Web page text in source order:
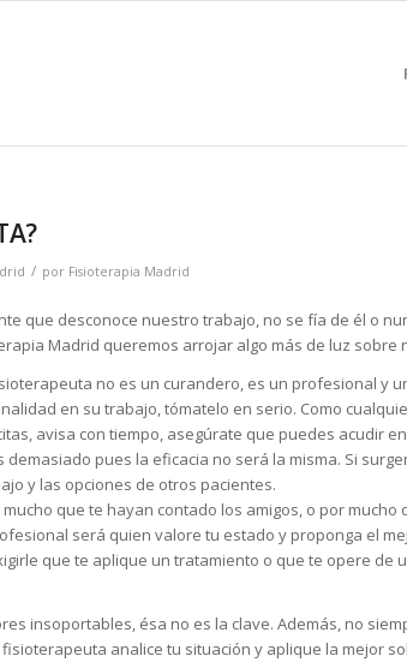
/ por Fisioterapia Madrid
que desconoce nuestro trabajo, no se fía de él o
Madrid queremos arrojar algo más de luz
no es un curandero, es un profesional y
en su trabajo, tómatelo en serio. Como
avisa con tiempo, asegúrate que puedes acudir
pues la eficacia no será la misma. Si
y las opciones de otros pacientes.
que te hayan contado los amigos, o por
será quien valore tu estado y proponga el
que te aplique un tratamiento o que te opere de
insoportables, ésa no es la clave. Además, no
analice tu situación y aplique la mejor